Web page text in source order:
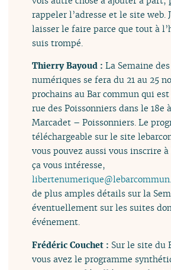
rappeler l’adresse et le site web.
laisser le faire parce que tout à
suis trompé.
Thierry Bayoud :La Semaine
numériques se fera du 21 au 25
prochains au Bar commun qui est
rue des Poissonniers dans le 18e
Marcadet – Poissonniers. Le
téléchargeable sur le site
vous pouvez aussi vous inscrire
ça vous intéresse,
libertenumerique@
de plus amples détails sur la
éventuellement sur les suites
événement.
Frédéric Couchet : Sur le site du
vous avez le programme